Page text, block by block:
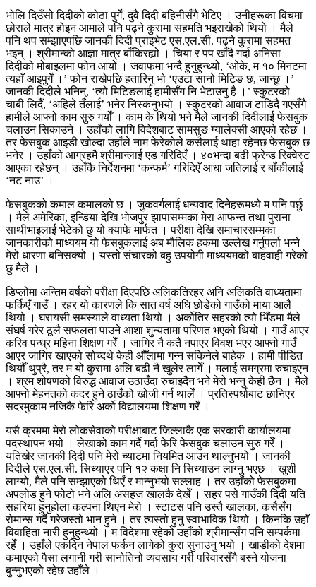
भोलि दिउँसो दिदीको कोठा पुगेँ, दुवै दिदी बहिनीसँगै भेटिए । उनीहरूका विचमा
छोराले मात्र होइन आमाले पनि पढ्ने कुरामा सहमति भइराखेको थियो । मैले
पनि थप सम्झाएपछि जानकी दिदी प्राइभेट एस.एल.सी. पढ्ने कुरामा सहमत
भइन् । श्रीमान्को आज्ञा मात्र बाँकिरह्यो । चिया र पप खाँदै गर्दा अनिसा
दिदीको मोबाइलमा फोन आयो । जवाफमा भन्दै हुनुहुन्थ्यो, ‘ओके, म १० मिनटमा
त्यहाँ आइपुगेँ ।’ फोन राखेपछि हतारिनु भो ‘एउटा सानो मिटिङ छ, जान्छु ।’
जानकी दिदीले भनिन्, ‘त्यो मिटिङलाई हामीसँग नि भेटाउनु है ।’ स्कुटरको
चाबी लिदैँ, ‘अहिले तँलाई’ भनेर निस्कनुभयो । स्कुटरको आवाज टाडिदै गएसँगै
हामीले आफ्नो काम सुरु गर्योँ । काम के थियो भने मैले जानकी दिदीलाई फेसबुक
चलाउन सिकाउने । उहाँको लागि विदेशबाट सामसुङ ग्यालेक्सी आएको रहेछ ।
तर फेसबुक आइडी खोल्दा उहाँले नाम फेरेकोले कसैलाई थाहा रहेनछ फेसबुक छ
भनेर । उहाँको आग्रहमै श्रीमान्लाई एड गरिदिएँ । ४०भन्दा बढी फ्रेन्ड रिक्वेस्ट
आएका रहेछन् । उहाँकै निर्देशनमा ‘कन्फर्म’ गरिदिएँ आधा जतिलाई र बाँकीलाई
‘नट नाउ’ ।
फेसबुकको कमाल कमालको छ । जुकवर्गलाई धन्यवाद दिनेहरूमध्ये म पनि पर्छु
। मैले अमेरिका, इन्डिया देखि भोजपुर झापासम्मका मेरा आफन्त तथा पुराना
साथीभाइलाई भेटेको छु यो क्याफे मार्फत । परीक्षा देखि समाचारसम्मका
जानकारीको माध्ययम यो फेसबुकलाई अब मौलिक हकमा उल्लेख गर्नुपर्ला भन्ने
मेरो धारणा बनिसक्यो । यस्तो संचारको बहु उपयोगी माध्ययमको बाहवाही गरेको
छु मैले ।
डिप्लोमा अन्तिम वर्षको परीक्षा दिएपछि अलिकतिरहर अनि अलिकति वाध्यतामा
फर्किएँ गाउँ । रहर यो कारणले कि सात वर्ष अघि छोडेको गाउँको माया आलै
थियो । घरायसी समस्याले वाध्यता थियो । अर्कोतिर सहरको त्यो भिँडमा मैले
संघर्ष गरेर ठूलै सफलता पाउने आशा शुन्यतामा परिणत भएको थियो । गाउँ आएर
करिव पन्ध्र महिना शिक्षण गरेँ । जागिर नै कतै नपाएर विवश भएर आफ्नो गाउँ
आएर जागिर खाएको सोच्दथे केही औँलामा गन्न सकिनेले बाहेक । हामी पीडित
थियौँ थुप्रै, तर म यो कुरामा अलि बढी नै खुलेर लागेँ । मलाई समग्रमा रुचाइएन
। श्रम शोषणको विरुद्ध आवाज उठाउँदा रुचाइदैन भने मेरो भन्नु केही छैन । मैले
आफ्नो मेहनतको कदर हुने ठाउँको खोजी गर्न थालेँ । प्रतिस्पर्धाबाट छानिएर
सदरमुकाम नजिकै फेरि अर्को विद्यालयमा शिक्षण गरेँ ।
यसै क्रममा मेरो लोकसेवाको परीक्षाबाट जिल्लाकै एक सरकारी कार्यालयमा
पदस्थापन भयो । लेखाको काम गर्दै गर्दा फेरि फेसबुक चलाउन सुरु गरेँ ।
यतिखेर जानकी दिदी पनि मेरो च्याटमा नियमित आउन थाल्नुभयो । जानकी
दिदीले एस.एल.सी. सिध्याएर पनि १२ कक्षा नि सिध्याउन लाग्नु भएछ । खुशी
लाग्यो, मैले पनि सम्झाएको थिएँ र मान्नुभयो सल्लाह । तर उहाँको फेसबुकमा
अपलोड हुने फोटो भने अलि असहज खालकै देखेँ । सहर पसे गाउँकी दिदी यति
सहरिया हुनुहोला कल्पना थिएन मेरो । स्टाटस पनि उस्तै खालका, कसैसँग
रोमान्स गर्दै गरेजस्तो भान हुने । तर त्यस्तो हुनु स्वाभाविक थियो । किनकि उहाँ
विवाहिता नारी हुनुहुन्थ्यो । म विदेशमा रहेको उहाँको श्रीमान्सँग पनि सम्पर्कमा
रहेँ । उहाँले एकदिन नेपाल फर्कन लागेको कुरा सुनाउनु भयो । खाडीको देशमा
कमाएको पैसा लगानी गरी सानोतिनो व्यवसाय गरी परिवारसँगै बस्ने योजना
बुन्नुभएको रहेछ उहाँले ।